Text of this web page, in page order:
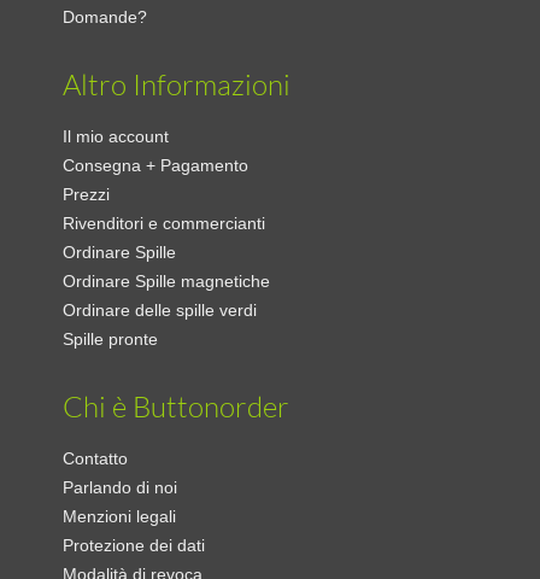
Domande?
Altro Informazioni
Il mio account
Consegna + Pagamento
Prezzi
Rivenditori e commercianti
Ordinare Spille
Ordinare Spille magnetiche
Ordinare delle spille verdi
Spille pronte
Chi è Buttonorder
Contatto
Parlando di noi
Menzioni legali
Protezione dei dati
Modalità di revoca